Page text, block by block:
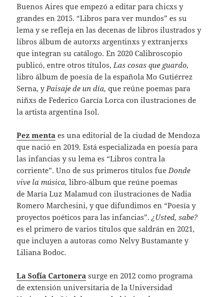
Buenos Aires que empezó a editar para chicxs y
grandes en 2015. “Libros para ver mundos” es su
lema y se refleja en las decenas de libros ilustrados y
libros álbum de autorxs argentinxs y extranjerxs
que integran su catálogo. En 2020 Calibroscopio
publicó, entre otros títulos, Las cosas que guardo,
libro álbum de poesía de la española Mo Gutiérrez
Serna, y Paisaje de un día, que reúne poemas para
niñxs de Federico García Lorca con ilustraciones de
la artista argentina Isol.
Pez menta es una editorial de la ciudad de Mendoza
que nació en 2019. Está especializada en poesía para
las infancias y su lema es “Libros contra la
corriente”. Uno de sus primeros títulos fue Donde
vive la música, libro-álbum que reúne poemas
de María Luz Malamud con ilustraciones de Nadia
Romero Marchesini, y que difundimos en “Poesía y
proyectos poéticos para las infancias”.¿Usted, sabe?
es el primero de varios títulos que saldrán en 2021,
que incluyen a autoras como Nelvy Bustamante y
Liliana Bodoc.
La Sofía Cartonera surge en 2012 como programa
de extensión universitaria de la Universidad